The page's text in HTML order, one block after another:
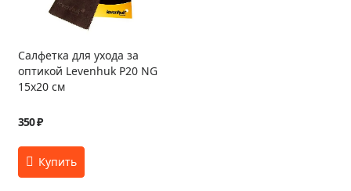
Салфетка для ухода за
оптикой Levenhuk P20 NG
15x20 см
350 ₽